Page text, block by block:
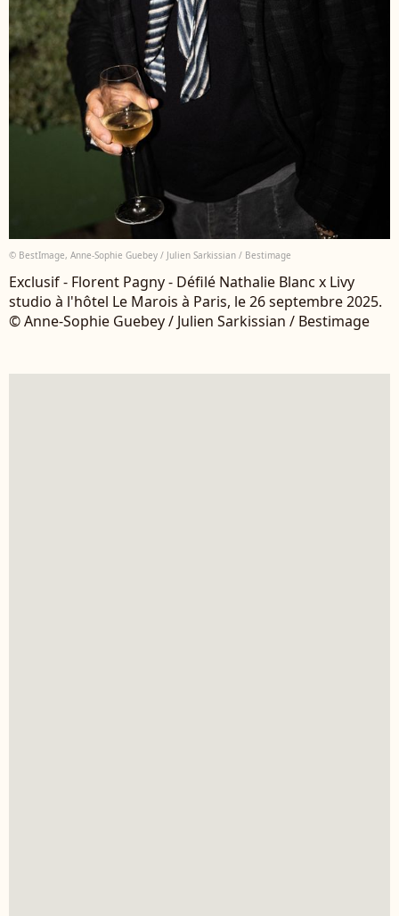
© BestImage, Anne-Sophie Guebey / Julien Sarkissian / Bestimage
Exclusif - Florent Pagny - Défilé Nathalie Blanc x Livy
studio à l'hôtel Le Marois à Paris, le 26 septembre 2025.
© Anne-Sophie Guebey / Julien Sarkissian / Bestimage